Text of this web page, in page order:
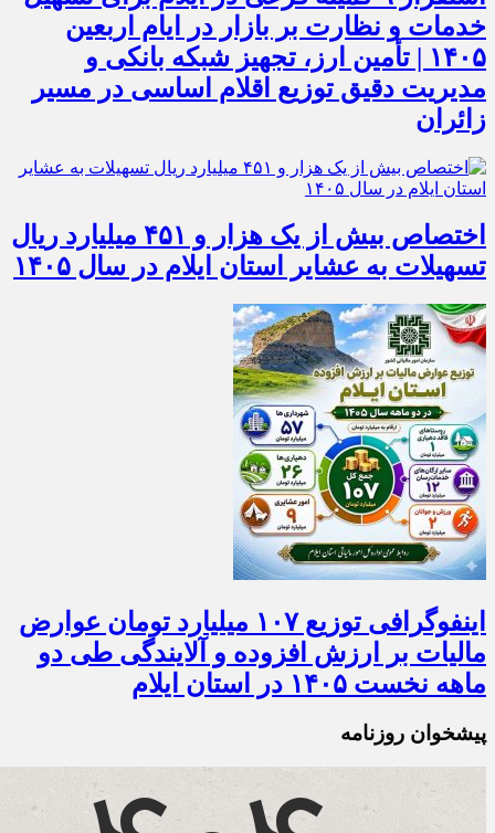
استقرار ۹ کمیته فرعی در ایلام برای تسهیل
خدمات و نظارت بر بازار در ایام اربعین
۱۴۰۵ | تأمین ارز، تجهیز شبکه بانکی و
مدیریت دقیق توزیع اقلام اساسی در مسیر
زائران
اختصاص بیش از یک هزار و ۴۵۱ میلیارد ریال
تسهیلات به عشایر استان ایلام در سال ۱۴۰۵
اینفوگرافی توزیع ۱۰۷ میلیارد تومان عوارض
مالیات بر ارزش افزوده و آلایندگی طی دو
ماهه نخست ۱۴۰۵ در استان ایلام